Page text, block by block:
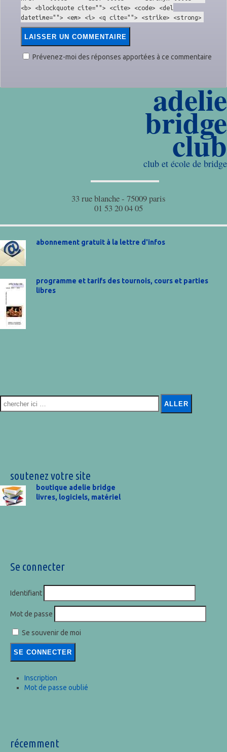
<b> <blockquote cite=""> <cite> <code> <del
datetime=""> <em> <i> <q cite=""> <strike> <strong>
Prévenez-moi des réponses apportées à ce commentaire
adelie
bridge
club
club et école de bridge
33 rue blanche - 75009 paris
01 53 20 04 05
abonnement gratuit à la lettre d'infos
programme et tarifs des tournois, cours et parties
libres
soutenez votre site
boutique adelie bridge
livres, logiciels, matériel
Se connecter
Identifiant
Mot de passe
Se souvenir de moi
Inscription
Mot de passe oublié
récemment